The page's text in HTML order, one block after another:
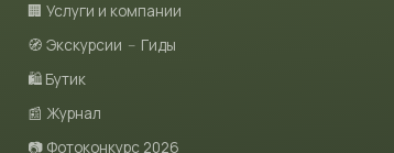
🏢 Услуги и компании
🧭 Экскурсии – Гиды
🛍 Бутик
📰 Журнал
📷 Фотоконкурс 2026